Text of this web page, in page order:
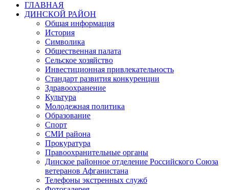
ГЛАВНАЯ
ДИНСКОЙ РАЙОН
Общая информация
История
Символика
Общественная палата
Сельское хозяйство
Инвестиционная привлекательность
Стандарт развития конкуренции
Здравоохранение
Культура
Молодежная политика
Образование
Спорт
СМИ района
Прокуратура
Правоохранительные органы
Динское районное отделение Российского Союза
ветеранов Афганистана
Телефоны экстренных служб